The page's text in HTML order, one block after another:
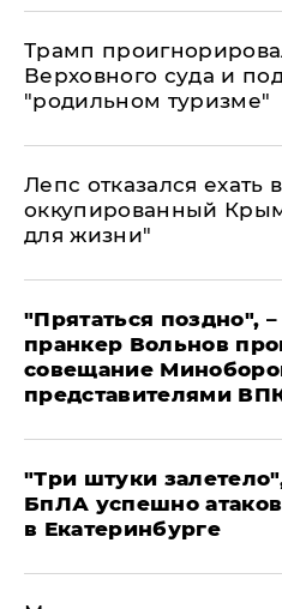
Трамп
Верховного суда и
"родильном туризме"
Лепс отказался ехать в
оккупированный
для жизни"
"Прятаться поздно",
пранкер Вольнов
совещание
представителями
"Три штуки
БпЛА успешно
в Екатеринбурге